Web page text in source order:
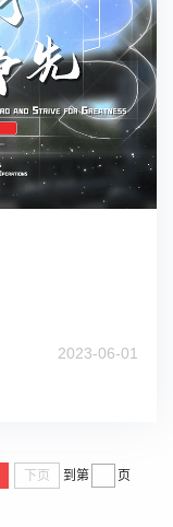
2023-06-01
下页 到第
页